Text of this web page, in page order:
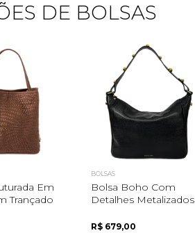
cadastrarDE BOLSAS
Em
Trançado
BOLSAS
Bolsa Boho Com
Detalhes Metalizados
R$ 679,00